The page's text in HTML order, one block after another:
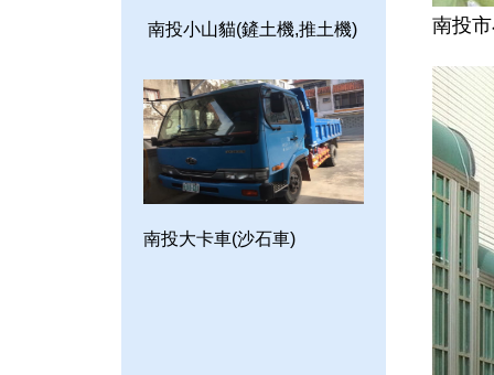
南投小山貓(鏟土機,推土機)
南投大卡車(沙石車)
南投